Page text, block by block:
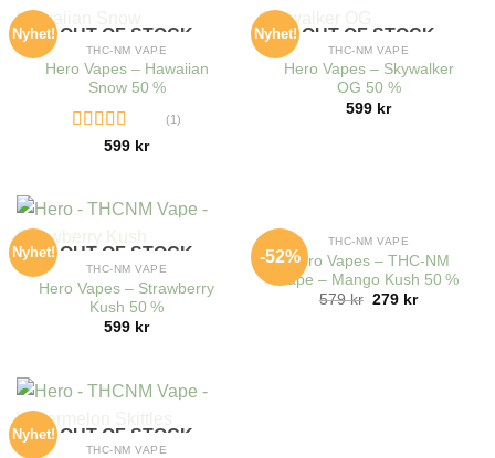
Nyhet! OUT OF STOCK
THC-NM VAPE
Hero Vapes – Hawaiian
Snow 50 %
Rated5.00
(1)
599 kr
Nyhet! OUT OF STOCK
THC-NM VAPE
Hero Vapes – Skywalker
OG 50 %
599 kr
Nyhet! OUT OF STOCK
THC-NM VAPE
Hero Vapes – Strawberry
Kush 50 %
599 kr
-52%
OUT OF STOCK
THC-NM VAPE
Hero Vapes – THC-NM
Vape – Mango Kush 50 %
579kr 279 kr
Nyhet! OUT OF STOCK
THC-NM VAPE